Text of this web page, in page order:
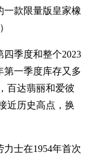
一款限量版皇家橡
四季度和整个2023
第一季度库存又多
百达翡丽和爱彼
近历史高点，换
士在1954年首次